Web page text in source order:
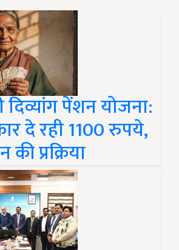
दिव्यांग पेंशन योजना:
दे रही 1100 रुपये,
प्रक्रिया